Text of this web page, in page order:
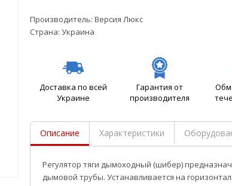
Производитель: Версия Люкс
Страна: Украина
Доставка по всей
Украине
Гарантия от
производителя
Описание Характеристики
Регулятор тяги дымоходный (шибер)
дымовой трубы. Устанавливается на